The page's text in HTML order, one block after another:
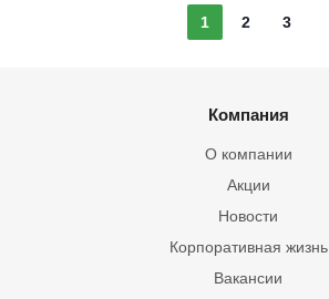
1 2 3
Компания
О компании
Акции
Новости
Корпоративная жизнь
Вакансии